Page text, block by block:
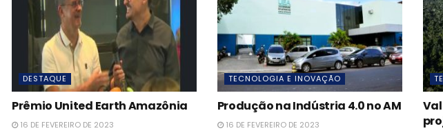
DESTAQUE
Prêmio United Earth Amazônia
16 DE FEVEREIRO DE 2023
TECNOLOGIA E INOVAÇÃO
Produção na Indústria 4.0 no AM
16 DE FEVEREIRO DE 2023